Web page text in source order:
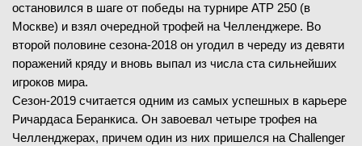
остановился в шаге от победы на турнире ATP 250 (в
Москве) и взял очередной трофей на Челленджере. Во
второй половине сезона-2018 он угодил в череду из девяти
поражений кряду и вновь выпал из числа ста сильнейших
игроков мира.
Сезон-2019 считается одним из самых успешных в карьере
Ричардаса Беранкиса. Он завоевал четыре трофея на
Челленджерах, причем один из них пришелся на Challenger